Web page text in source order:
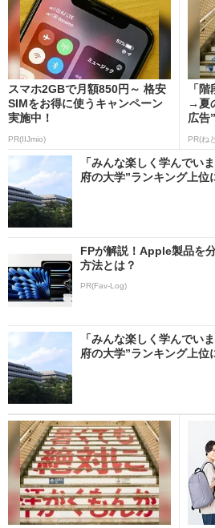
スマホ2GBで月額850円～ 格安
SIMをお得に使うキャンペーン
実施中！
PR(IIJmio)
「
→夏
広告
PR(ね
「みんな楽しく学んで
府の大学”ランキング上位
FPが解説！Apple製品を
方法とは？
PR(Fav-Log)
「みんな楽しく学んで
府の大学”ランキング上位